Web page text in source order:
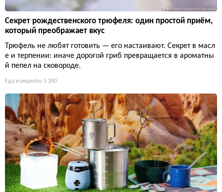
Секрет рождественского трюфеля: один простой приём,
который преображает вкус
Трюфель не любят готовить — его настаивают. Секрет в масл
е и терпении: иначе дорогой гриб превращается в ароматны
й пепел на сковороде.
Еда и рецепты 5 200